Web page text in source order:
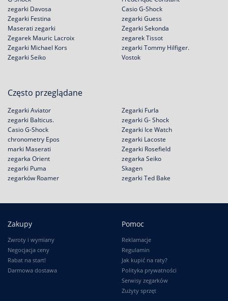
zegarki Davosa
Zegarki Festina
Casio G-Shock
zegarki Guess
Maserati zegarki
Zegarek Mauric Lacroix
Zegarki Michael Kors
Zegarki Seiko
Zegarki Sekonda
zegarek Tissot
zegarki Tommy Hilfiger.
Vostok
Często przeglądane
Zegarki Aviator
zegarki Balticus.
Casio G-Shock
chronometry Epos
Zegarki Furla
zegarki G- Shock
Zegarki Ice Watch
zegarki Lacoste
marki Maserati
zegarka Orient
zegarki Puma
zegarków Roamer
Zegarki Rosefield
zegarka Seiko
Skagen
zegarki Ted Bake
Zakupy
Zwroty i wymiany
Negocjacja ceny
Rabat na start!
Darmowa dostawa
Pomoc
Reklamacje
Regulamin
Jak kupić na raty?
Polityka prywatności
Serwisy zegarków
Zużyty sprzęt